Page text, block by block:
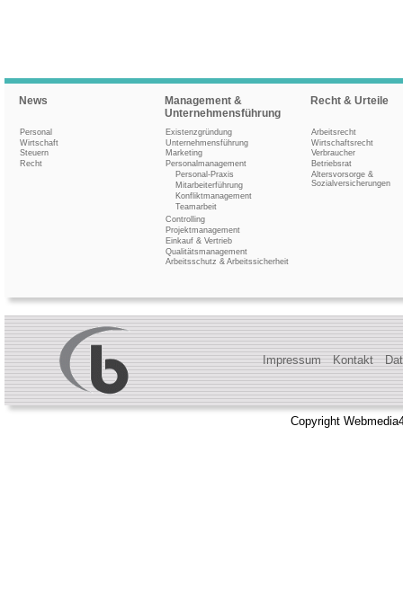
News
Personal
Wirtschaft
Steuern
Recht
Management &
Unternehmensführung
Existenzgründung
Unternehmensführung
Marketing
Personalmanagement
Personal-Praxis
Mitarbeiterführung
Konfliktmanagement
Teamarbeit
Controlling
Projektmanagement
Einkauf & Vertrieb
Qualitätsmanagement
Arbeitsschutz & Arbeitssicherheit
Recht & Urteile
Arbeitsrecht
Wirtschaftsrecht
Verbraucher
Betriebsrat
Altersvorsorge &
Sozialversicherungen
Impressum Kontakt
Copyright